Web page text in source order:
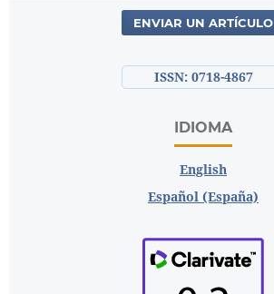
ENVIAR UN ARTÍCULO
ISSN: 0718-4867
IDIOMA
English
Español (España)